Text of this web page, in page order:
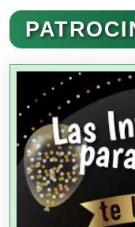
Agencias
Agencias
Agencias